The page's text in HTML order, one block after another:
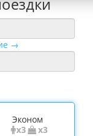
→
Эконом
x3
x3